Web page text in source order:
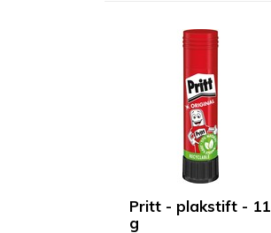
Pritt - plakstift - 11
g